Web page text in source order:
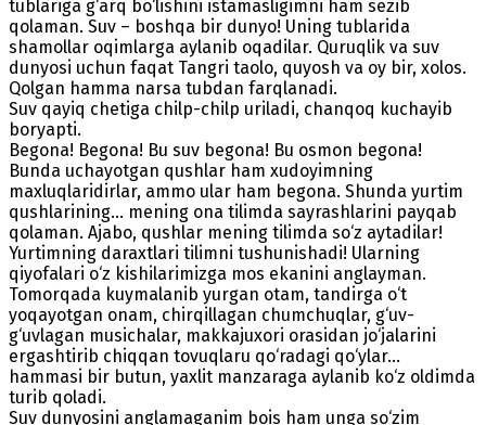
tublariga g‘arq bo‘lishini istamasligimni ham sezib
qolaman. Suv – boshqa bir dunyo! Uning tublarida
shamollar oqimlarga aylanib oqadilar. Quruqlik va suv
dunyosi uchun faqat Tangri taolo, quyosh va oy bir, xolos.
Qolgan hamma narsa tubdan farqlanadi.
Suv qayiq chetiga chilp-chilp uriladi, chanqoq kuchayib
boryapti.
Begona! Begona! Bu suv begona! Bu osmon begona!
Bunda uchayotgan qushlar ham xudoyimning
maxluqlaridirlar, ammo ular ham begona. Shunda yurtim
qushlarining... mening ona tilimda sayrashlarini payqab
qolaman. Ajabo, qushlar mening tilimda so‘z aytadilar!
Yurtimning daraxtlari tilimni tushunishadi! Ularning
qiyofalari o‘z kishilarimizga mos ekanini anglayman.
Tomorqada kuymalanib yurgan otam, tandirga o‘t
yoqayotgan onam, chirqillagan chumchuqlar, g‘uv-
g‘uvlagan musichalar, makkajuxori orasidan jo‘jalarini
ergashtirib chiqqan tovuqlaru qo‘radagi qo‘ylar...
hammasi bir butun, yaxlit manzaraga aylanib ko‘z oldimda
turib qoladi.
Suv dunyosini anglamaganim bois ham unga so‘zim